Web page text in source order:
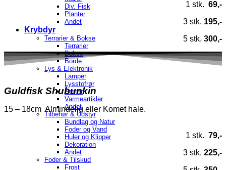
Div. Fisk
Planter
Andet
Krybdyr
Terrarier & Bokse
Terrarier
Bokse
Borde
Lys & Elektronik
Lamper
Lysstofrør
Pærer
Varmeartikler
Andet
Tilbehør & Udstyr
Bundlag og Natur
Foder og Vand
Huler og Klipper
Dekoration
Andet
Foder & Tilskud
Frost
1 stk. 69,-
3 stk. 195,-
5 stk. 300,-
Guldfisk Shubunkin
15 – 18cm Almindelig eller Komet hale.
1 stk. 79,-
3 stk. 225,-